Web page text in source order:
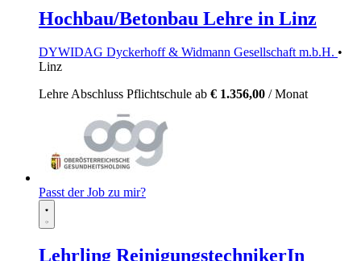
Hochbau/Betonbau Lehre in Linz
DYWIDAG Dyckerhoff & Widmann Gesellschaft m.b.H. •
Linz
LehreAbschluss Pflichtschule ab € 1.356,00 / Monat
Passt der Job zu mir?
Lehrling ReinigungstechnikerIn